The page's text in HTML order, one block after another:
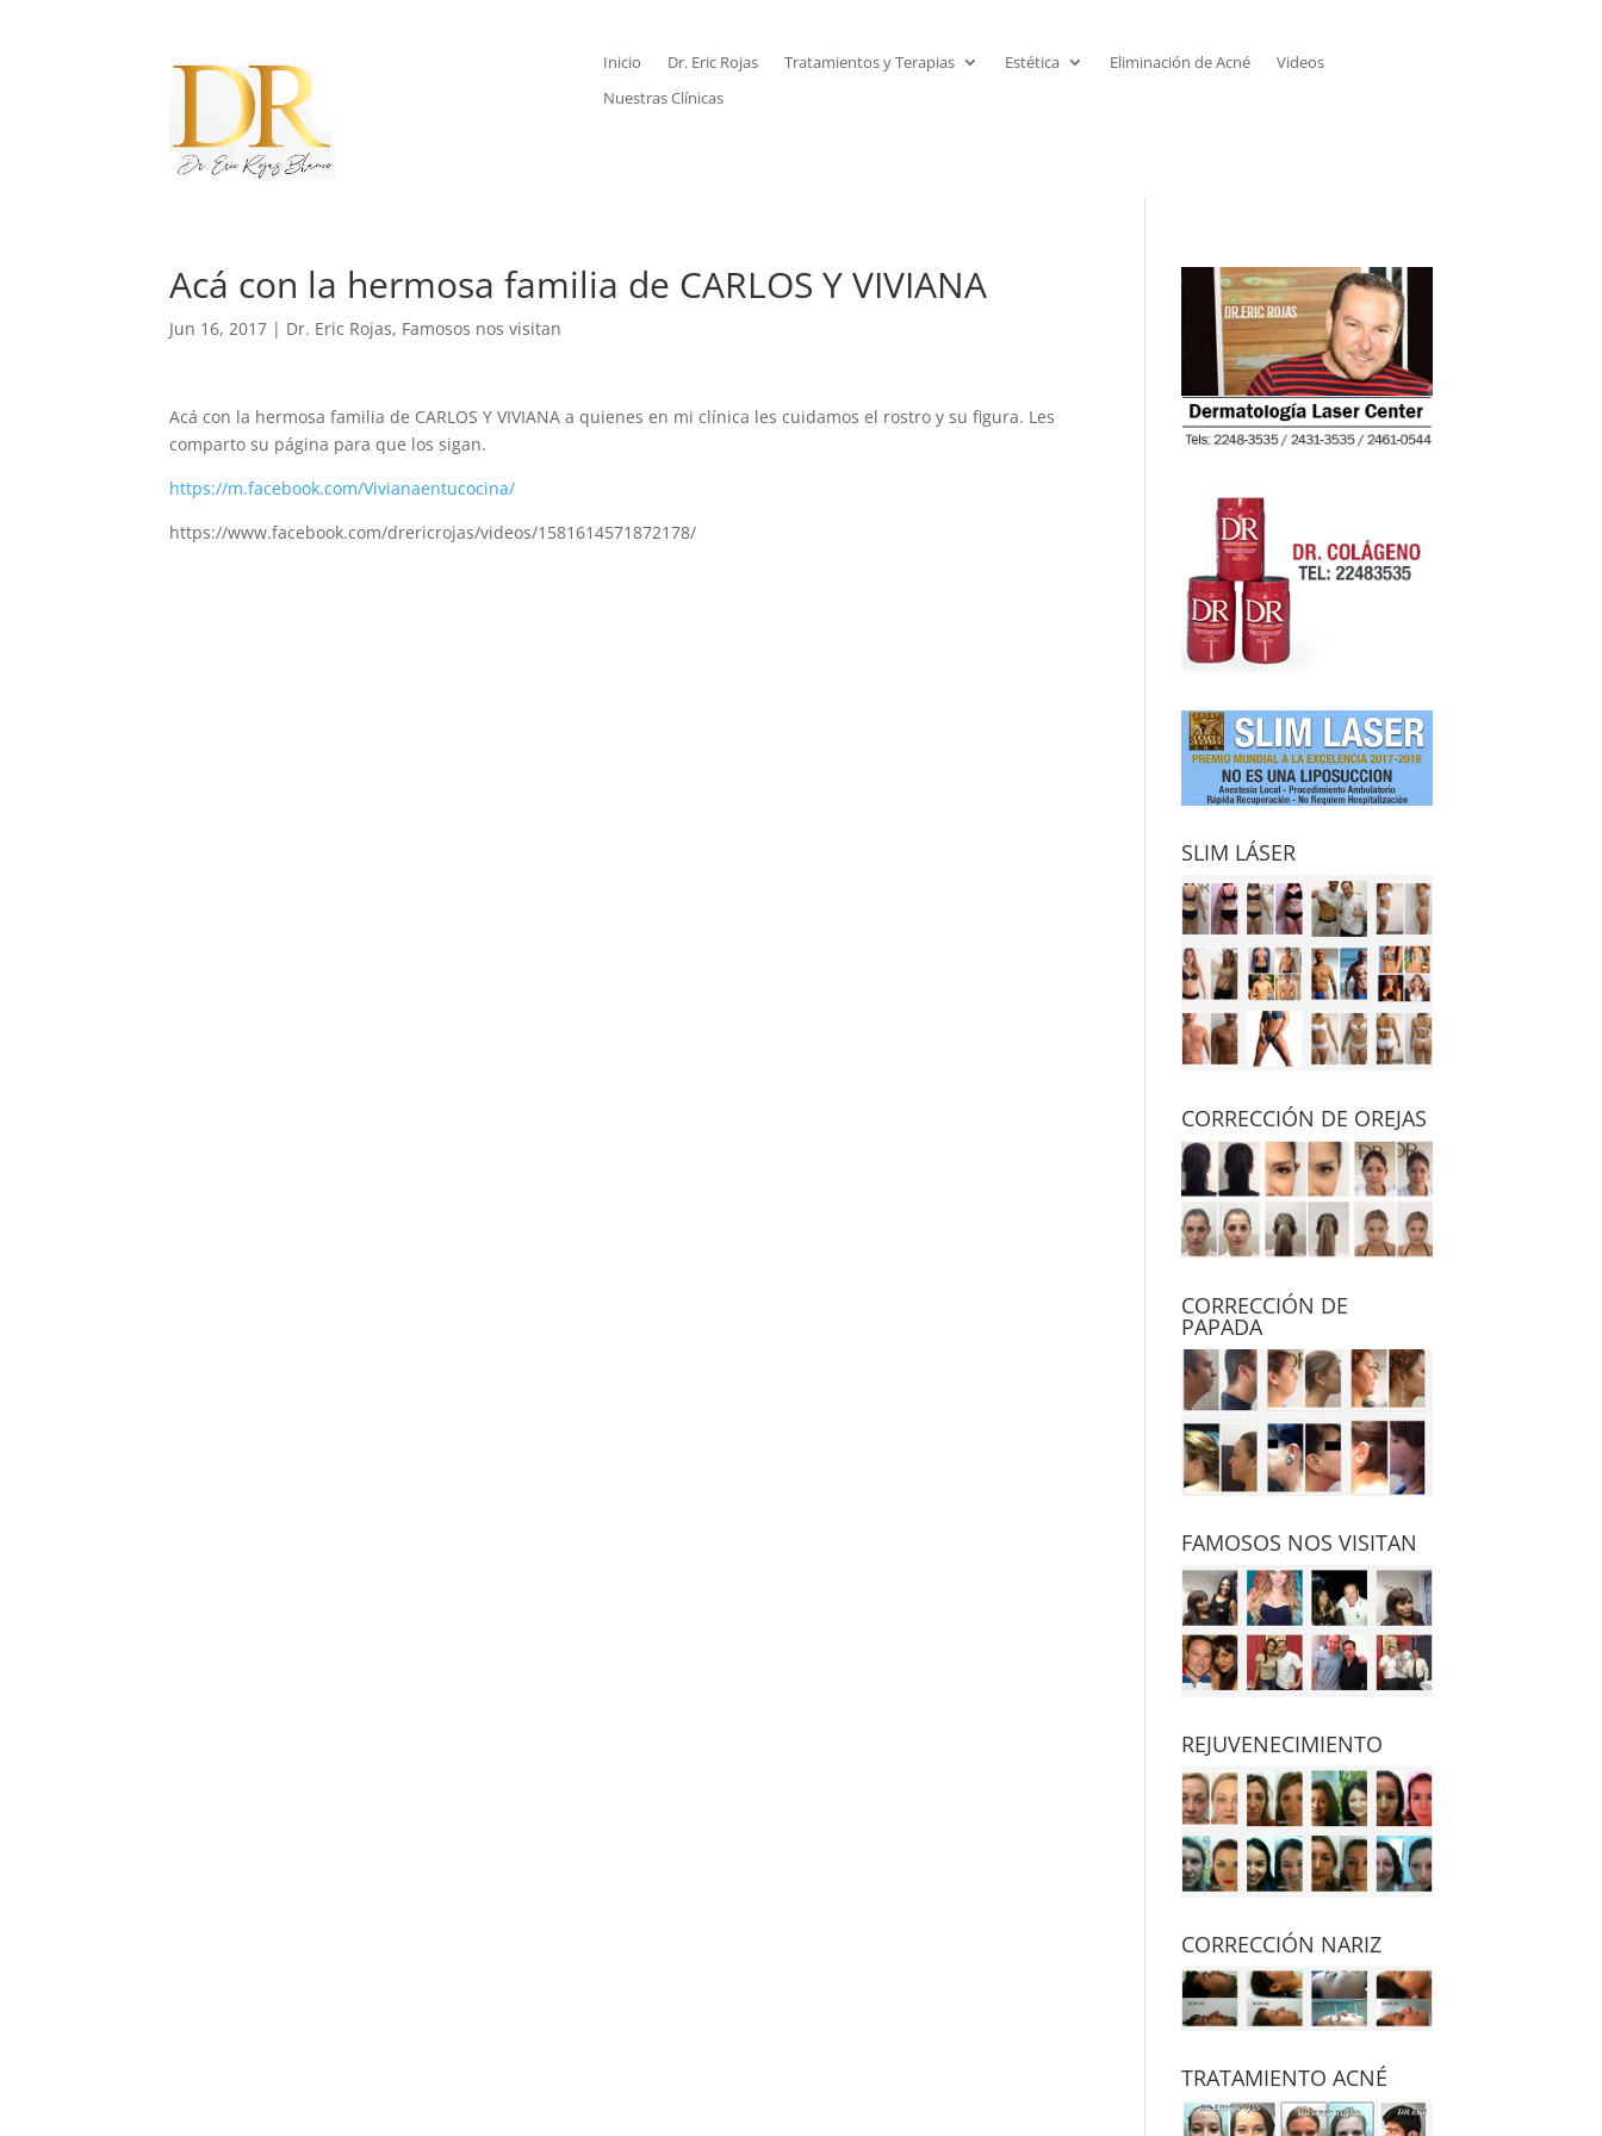
Inicio Dr. Eric Rojas Tratamientos y Terapias Estética Eliminación de Acné
Videos
Nuestras Clínicas
Acá con la hermosa familia de CARLOS Y VIVIANA
Jun 16, 2017| Dr. Eric Rojas, Famosos nos visitan
Acá con la hermosa familia de CARLOS Y VIVIANA a quienes en mi clínica les cuidamos el rostro y su figura. Les
comparto su página para que los sigan.
https://m.facebook.com/Vivianaentucocina/
https://www.facebook.com/drericrojas/videos/1581614571872178/
SLIM LÁSER
CORRECCIÓN DE OREJAS
CORRECCIÓN DE
PAPADA
FAMOSOS NOS VISITAN
REJUVENECIMIENTO
CORRECCIÓN NARIZ
TRATAMIENTO ACNÉ